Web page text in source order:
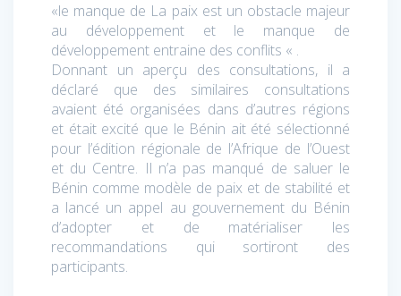
«le manque de La paix est un obstacle majeur
au développement et le manque de
développement entraine des conflits « .
Donnant un aperçu des consultations, il a
déclaré que des similaires consultations
avaient été organisées dans d’autres régions
et était excité que le Bénin ait été sélectionné
pour l’édition régionale de l’Afrique de l’Ouest
et du Centre. Il n’a pas manqué de saluer le
Bénin comme modèle de paix et de stabilité et
a lancé un appel au gouvernement du Bénin
d’adopter et de matérialiser les
recommandations qui sortiront des
participants.